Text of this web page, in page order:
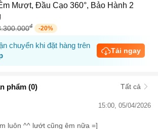
Mượt, Đầu Cạo 360°, Bảo Hành 2
đ -20%
chuyển khi đặt hàng trên
Tải ngay
phẩm (0) Tất cả
15:00, 05/04/2026
luôn ^^ lướt cũng êm nữa =]